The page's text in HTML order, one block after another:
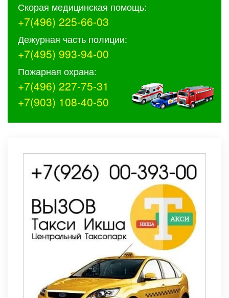
Скорая медицинская помощь:
+7(496) 225-66-03
Дежурная часть полиции:
+7(495) 993-94-00
Пожарная охрана:
+7(496) 227-75-31
+7(903) 108-40-50